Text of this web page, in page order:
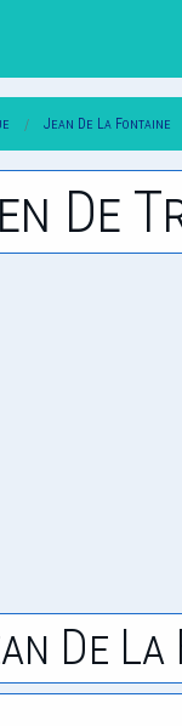
Jean De La Fontaine
De
De